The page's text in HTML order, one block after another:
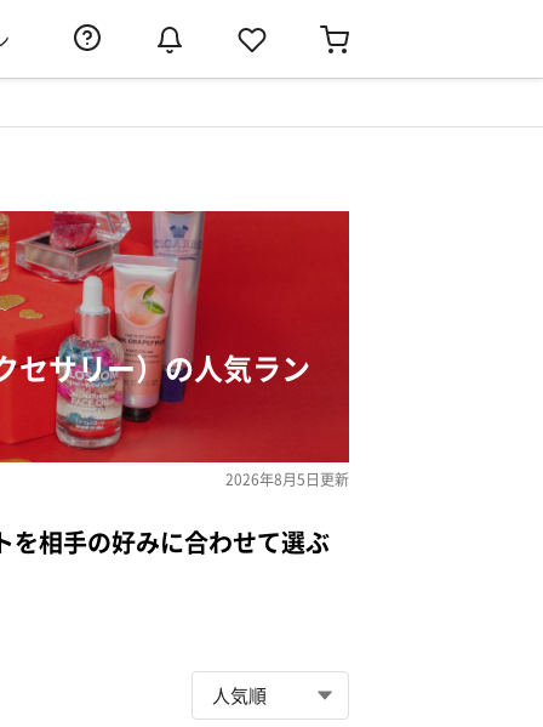
セサリー）の人気ラン
2026年8月5日更新
を相手の好みに合わせて選ぶ